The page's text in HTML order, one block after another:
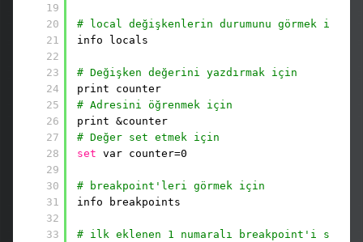
19
20
21
22
23
24
25
26
27
28
29
30
31
32
33
# local değişkenlerin durumunu görmek için
info locals
# Değişken değerini yazdırmak için
print counter
# Adresini öğrenmek için
print &counter
# Değer set etmek için
set var counter=0
# breakpoint'leri görmek için
info breakpoints
# ilk eklenen 1 numaralı breakpoint'i